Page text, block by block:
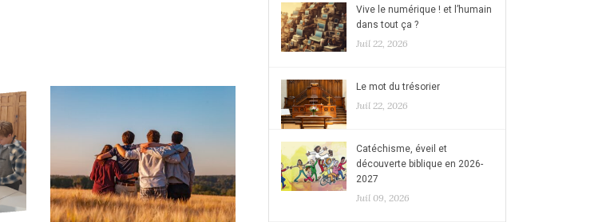
Vive le numérique ! et l’humain
dans tout ça ?
Juil 22, 2026
Le mot du trésorier
Juil 22, 2026
Catéchisme, éveil et
découverte biblique en 2026-
2027
Juil 09, 2026